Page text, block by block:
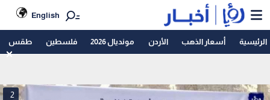
English
الرئيسية أسعار الذهب الأردن مونديال 2026 فلسطين طقس
2